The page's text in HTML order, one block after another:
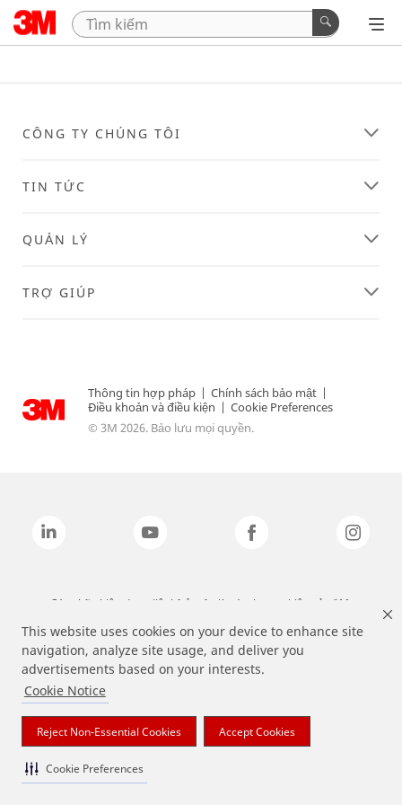
This website uses cookies on your device to enhance site
navigation, analyze site usage, and deliver you
advertisements based on your interests.
Cookie Notice
Reject Non-Essential Cookies Accept Cookies
Cookie Preferences
CÔNG TY CHÚNG TÔI
TIN TỨC
QUẢN LÝ
TRỢ GIÚP
Thông tin hợp pháp | Chính sách bảo mật |
Điều khoản và điều kiện | Cookie Preferences
© 3M 2026. Bảo lưu mọi quyền.
Các nhãn hiệu được liệt kê ở trên là các thương hiệu của 3M.